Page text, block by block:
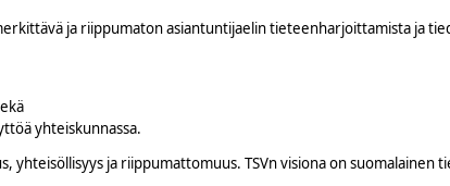
ja riippumaton asiantuntijaelin tieteenharjoittamista ja
yhteiskunnassa.
yhteisöllisyys ja riippumattomuus. TSVn visiona on suomalainen